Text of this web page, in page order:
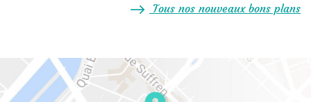
Tous nos nouveaux bons plans